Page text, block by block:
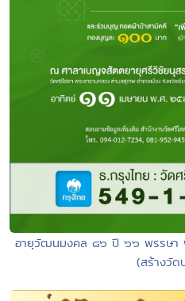
อายุวัฒนมงคล ๘๖ ปี ๖๖ พรรษา
(สร้างวัด